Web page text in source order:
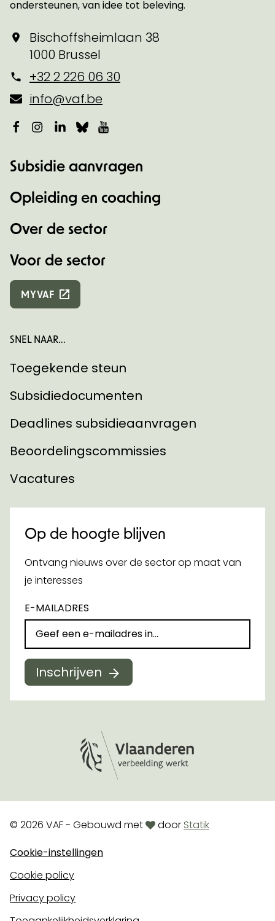
ondersteunen, van idee tot beleving.
Bischoffsheimlaan 38
1000 Brussel
+32 2 226 06 30
info@vaf.be
Facebook
Instagram
LinkedIn
Bluesky
Subsidie aanvragen
Opleiding en coaching
Over de sector
Voor de sector
MYVAF
SNEL NAAR...
Toegekende steun
Subsidiedocumenten
Deadlines subsidieaanvragen
Beoordelingscommissies
Vacatures
Op de hoogte blijven
Ontvang nieuws over de sector op maat van
je interesses
E-MAILADRES
Inschrijven
© 2026 VAF - Gebouwd metlovedoor Statik
Cookie-instellingen
Cookie policy
Privacy policy